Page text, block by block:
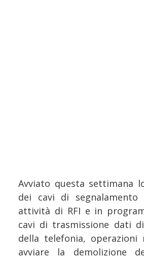
Avviato questa settimana
dei cavi di segnalamento
attività di RFI e in
cavi di trasmissione dati
della telefonia, operazioni
avviare la demolizione